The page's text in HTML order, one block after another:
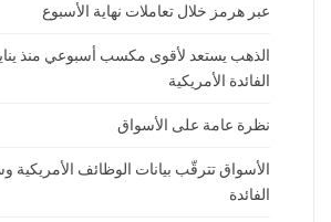
عبر هرمز خلال تعاملات نهاية الأسبوع
الذهب يستعد لأقوى مكسب أسبوعي منذ
الفائدة الأمريكية
نظرة عامة على الأسواق
الأسواق تترقّب بيانات الوظائف الأمريكية
الفائدة